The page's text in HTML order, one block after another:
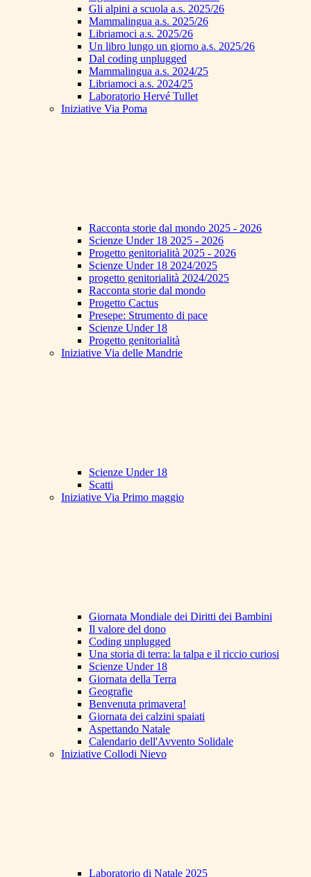
Gli alpini a scuola a.s. 2025/26
Mammalingua a.s. 2025/26
Libriamoci a.s. 2025/26
Un libro lungo un giorno a.s. 2025/26
Dal coding unplugged
Mammalingua a.s. 2024/25
Libriamoci a.s. 2024/25
Laboratorio Hervé Tullet
Iniziative Via Poma
Racconta storie dal mondo 2025 - 2026
Scienze Under 18 2025 - 2026
Progetto genitorialità 2025 - 2026
Scienze Under 18 2024/2025
progetto genitorialità 2024/2025
Racconta storie dal mondo
Progetto Cactus
Presepe: Strumento di pace
Scienze Under 18
Progetto genitorialità
Iniziative Via delle Mandrie
Scienze Under 18
Scatti
Iniziative Via Primo maggio
Giornata Mondiale dei Diritti dei Bambini
Il valore del dono
Coding unplugged
Una storia di terra: la talpa e il riccio curiosi
Scienze Under 18
Giornata della Terra
Geografie
Benvenuta primavera!
Giornata dei calzini spaiati
Aspettando Natale
Calendario dell'Avvento Solidale
Iniziative Collodi Nievo
Laboratorio di Natale 2025